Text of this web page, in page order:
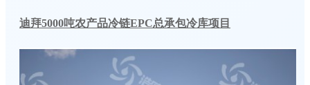
迪拜5000吨农产品冷链EPC总承包冷库项目